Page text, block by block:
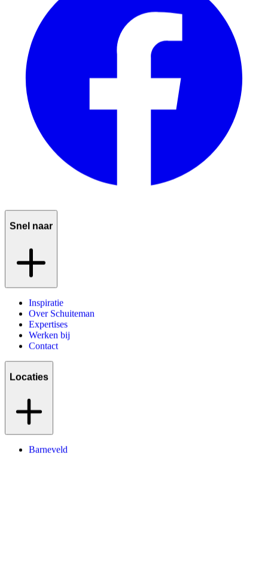
Snel naar
Inspiratie
Over Schuiteman
Expertises
Werken bij
Contact
Locaties
Barneveld